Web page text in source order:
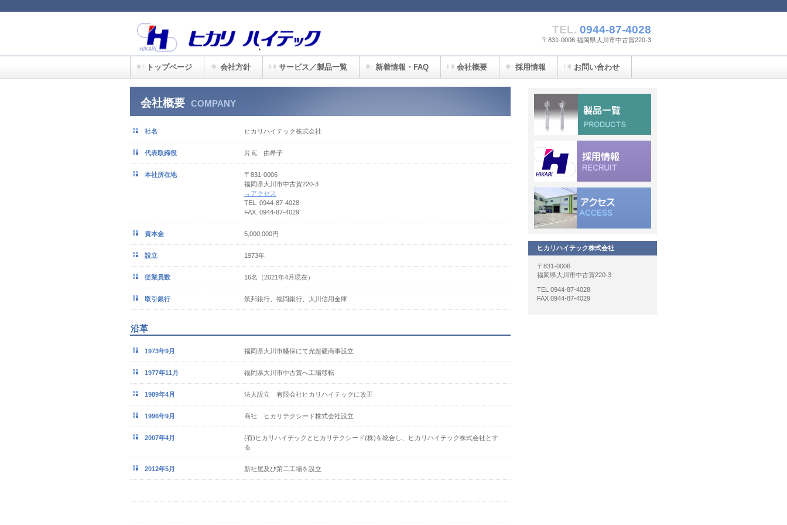
TEL. 0944-87-4028
〒831-0006 福岡県大川市中古賀220-3
会社概要 COMPANY
社名 ヒカリハイテック株式会社
代表取締役 片嶌 由希子
本社所在地
〒831-0006
福岡県大川市中古賀220-3
→アクセス
TEL. 0944-87-4028
FAX. 0944-87-4029
資本金 5,000,000円
設立 1973年
従業員数 16名（2021年4月現在）
取引銀行 筑邦銀行、福岡銀行、大川信用金庫
沿革
1973年9月 福岡県大川市幡保にて光超硬商事設立
1977年11月 福岡県大川市中古賀へ工場移転
1989年4月 法人設立 有限会社ヒカリハイテックに改正
1996年9月 商社 ヒカリテクシード株式会社設立
2007年4月
(有)ヒカリハイテックとヒカリテクシード(株)を統合し、ヒカリハイテック株式会社とす
る
2012年5月 新社屋及び第二工場を設立
トップページ 会社方針 サービス／製品一覧 新着情報・FAQ 会社概要 採用情報 お問い合わせ
ヒカリハイテック株式会社
〒831-0006
福岡県大川市中古賀220-3
TEL 0944-87-4028
FAX 0944-87-4029